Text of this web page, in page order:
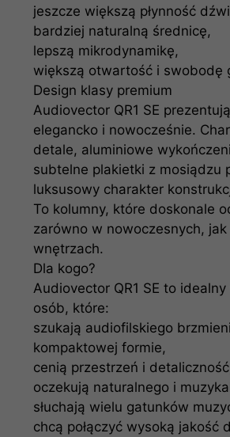
jeszcze większą płynność
bardziej naturalną średnicę,
lepszą mikrodynamikę,
większą otwartość i swobodę
Design klasy premium
Audiovector QR1 SE
elegancko i nowocześnie.
detale, aluminiowe
subtelne plakietki z mosiądzu
luksusowy charakter
To kolumny, które doskonale
zarówno w nowoczesnych,
wnętrzach.
Dla kogo?
Audiovector QR1 SE to
osób, które:
szukają audiofilskiego
kompaktowej formie,
cenią przestrzeń i
oczekują naturalnego i
słuchają wielu gatunków
chcą połączyć wysoką jakość